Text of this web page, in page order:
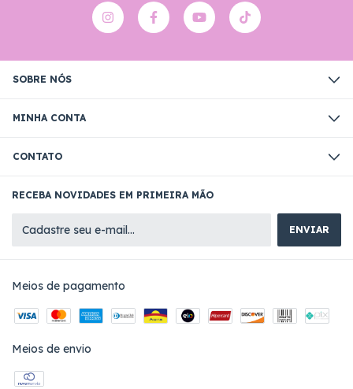
SOBRE NÓS
MINHA CONTA
CONTATO
RECEBA NOVIDADES EM PRIMEIRA MÃO
Meios de pagamento
Meios de envio